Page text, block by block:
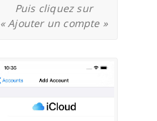
Puis cliquez sur
« Ajouter un compte »